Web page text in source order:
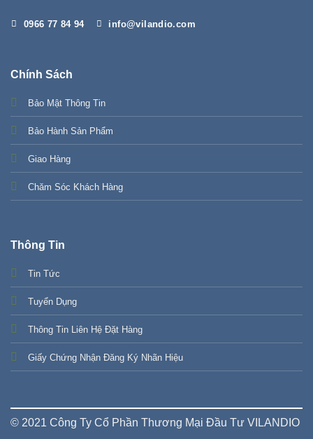
0966 77 84 94 info@vilandio.com
Chính Sách
Bảo Mật Thông Tin
Bảo Hành Sản Phẩm
Giao Hàng
Chăm Sóc Khách Hàng
Thông Tin
Tin Tức
Tuyển Dụng
Thông Tin Liên Hệ Đặt Hàng
Giấy Chứng Nhận Đăng Ký Nhãn Hiệu
© 2021 Công Ty Cổ Phần Thương Mại Đầu Tư VILANDIO